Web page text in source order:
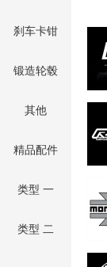
刹车卡钳
锻造轮毂
其他
精品配件
类型 一
类型 二